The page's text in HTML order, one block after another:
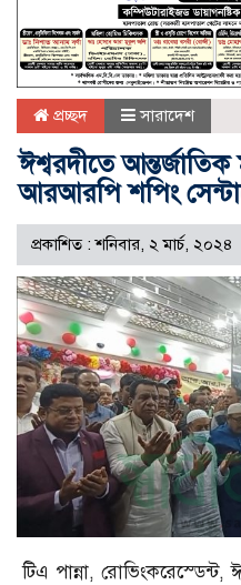
প্রচ্ছদ সারাদেশ
ঈশ্বরদীতে আন্তর্জাতিক
আরআরপি শপিং
প্রকাশিত : শনিবার, ২ মার্চ, ২০২৪
টিএ পান্না, রোভিংকরেস্ডেন্ট,